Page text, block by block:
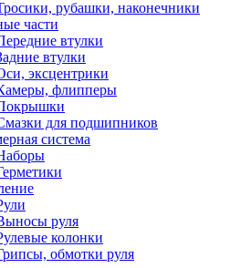
рубашки, наконечники
части
втулки
втулки
эксцентрики
флипперы
для подшипников
система
руля
колонки
обмотки руля